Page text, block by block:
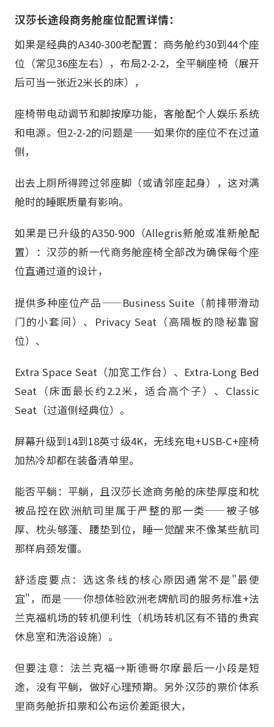
汉莎长途段商务舱座位配置详情：
如果是经典的A340-300老配置：商务舱约30到44个座
位（常见36座左右），布局2-2-2，全平躺座椅（展开
后可当一张近2米长的床），
座椅带电动调节和脚按摩功能，客舱配个人娱乐系统
和电源。但2-2-2的问题是——如果你的座位不在过道
侧，
出去上厕所得跨过邻座脚（或请邻座起身），这对满
舱时的睡眠质量有影响。
如果是已升级的A350-900（Allegris新舱或准新舱配
置）：汉莎的新一代商务舱座椅全部改为确保每个座
位直通过道的设计，
提供多种座位产品——Business Suite（前排带滑动
门的小套间）、Privacy Seat（高隔板的隐秘靠窗
位）、
Extra Space Seat（加宽工作台）、Extra-Long Bed
Seat（床面最长约2.2米，适合高个子）、Classic
Seat（过道侧经典位）。
屏幕升级到14到18英寸级4K，无线充电+USB-C+座椅
加热冷却都在装备清单里。
能否平躺：平躺，且汉莎长途商务舱的床垫厚度和枕
被品控在欧洲航司里属于严整的那一类——被子够
厚、枕头够蓬、腰垫到位，睡一觉醒来不像某些航司
那样肩颈发僵。
舒适度要点：选这条线的核心原因通常不是"最便
宜"，而是——你想体验欧洲老牌航司的服务标准+法
兰克福机场的转机便利性（机场转机区有不错的贵宾
休息室和洗浴设施）。
但要注意：法兰克福→斯德哥尔摩最后一小段是短
途，没有平躺，做好心理预期。另外汉莎的票价体系
里商务舱折扣票和公布运价差距很大，